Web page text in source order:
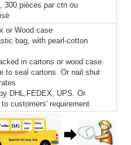
300 pièces par ctn ou
or Wood case
bag, with pearl-cotton
in cartons or wood case.
to seal cartons. Or nail shut
DHL,FEDEX, UPS. Or
customers' requirement